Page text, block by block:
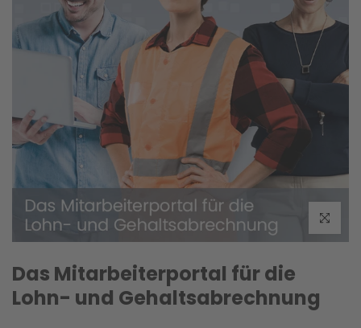
Klicken
Das Mitarbeiterportal für die
Lohn- und Gehaltsabrechnung